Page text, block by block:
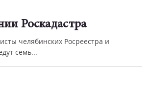
Роскадастра
челябинских Росреестра и
семь...